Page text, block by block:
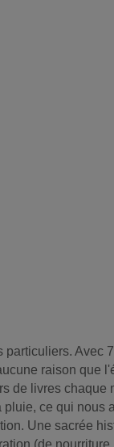
Avec
raison que
de livres chaque
ce qui nous
Une sacrée
(de